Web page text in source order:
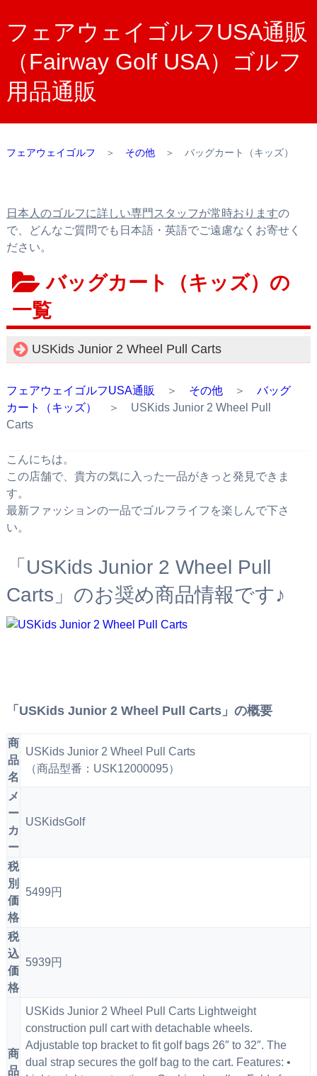
フェアウェイゴルフUSA通販
（Fairway Golf USA）ゴルフ
用品通販
フェアウェイゴルフ ＞ その他＞ バッグカート（キッズ）
日本人のゴルフに詳しい専門スタッフが常時おりますの
で、どんなご質問でも日本語・英語でご遠慮なくお寄せく
ださい。
バッグカート（キッズ）の
一覧
USKids Junior 2 Wheel Pull Carts
フェアウェイゴルフUSA通販 ＞ その他＞ バッグ
カート（キッズ）
＞ USKids Junior 2 Wheel Pull
Carts
こんにちは。
この店舗で、貴方の気に入った一品がきっと発見できま
す。
最新ファッションの一品でゴルフライフを楽しんで下さ
い。
「USKids Junior 2 Wheel Pull
Carts」のお奨め商品情報です♪
「USKids Junior 2 Wheel Pull Carts」の概要
商
品
名
USKids Junior 2 Wheel Pull Carts
（商品型番：USK12000095）
メ
ー
カ
ー
USKidsGolf
税
別
価
格
5499円
税
込
価
格
5939円
商
品
USKids Junior 2 Wheel Pull Carts Lightweight
construction pull cart with detachable wheels.
Adjustable top bracket to fit golf bags 26″ to 32″. The
dual strap secures the golf bag to the cart. Features: •